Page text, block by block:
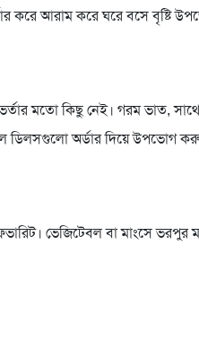
করে আরাম করে ঘরে বসে বৃষ্টি
মতো কিছু নেই। গরম ভাত, সাথে
ডিলসগুলো অর্ডার দিয়ে উপভোগ
ভেজিটেবল বা মাংসে